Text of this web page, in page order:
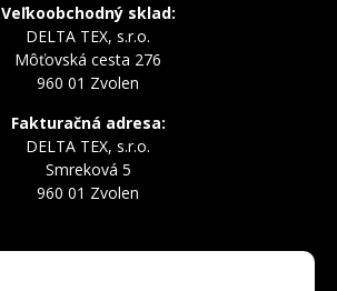
Veľkoobchodný sklad:
DELTA TEX, s.r.o.
Môťovská cesta 276
960 01 Zvolen
Fakturačná adresa:
DELTA TEX, s.r.o.
Smreková 5
960 01 Zvolen